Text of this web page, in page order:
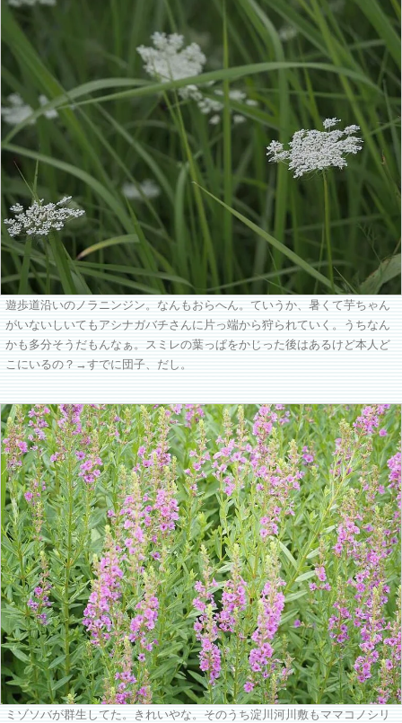
遊歩道沿いのノラニンジン。なんもおらへん。ていうか、暑くて芋ちゃん
がいないしいてもアシナガバチさんに片っ端から狩られていく。うちなん
かも多分そうだもんなぁ。スミレの葉っぱをかじった後はあるけど本人ど
こにいるの？→すでに団子、だし。
ミゾソバが群生してた。きれいやな。そのうち淀川河川敷もママコノシリ